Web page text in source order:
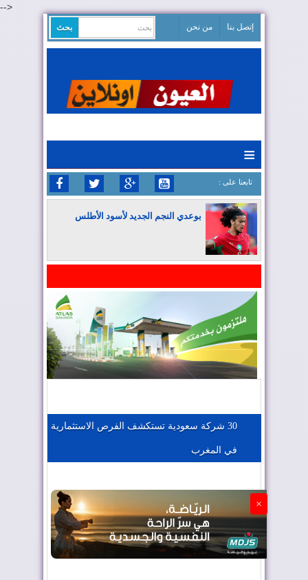
-->
إتصل بنا من نحن
≡
: تابعنا على
بوعدي النجم الجديد لأسود الأطلس
المغرب يعزز موقعه في صناعة الطيران
الجزائر تستسلم لفرنسا
30 شركة سعودية تستكشف الفرص الاستثمارية
في المغرب
×